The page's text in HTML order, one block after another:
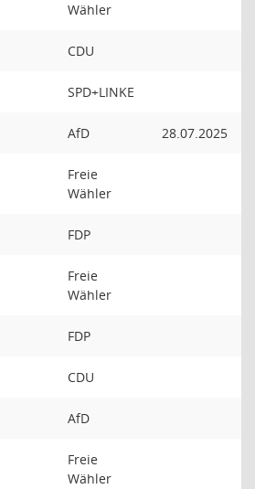
Wähler
CDU
SPD+LINKE
AfD 28.07.2025
Freie
Wähler
FDP
Freie
Wähler
FDP
CDU
AfD
Freie
Wähler